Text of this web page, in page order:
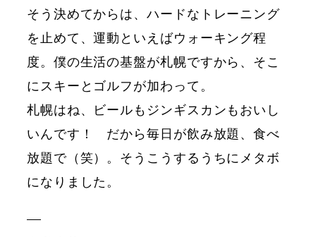
そう決めてからは、ハードなトレーニング
を止めて、運動といえばウォーキング程
度。僕の生活の基盤が札幌ですから、そこ
にスキーとゴルフが加わって。
札幌はね、ビールもジンギスカンもおいし
いんです！ だから毎日が飲み放題、食べ
放題で（笑）。そうこうするうちにメタボ
になりました。